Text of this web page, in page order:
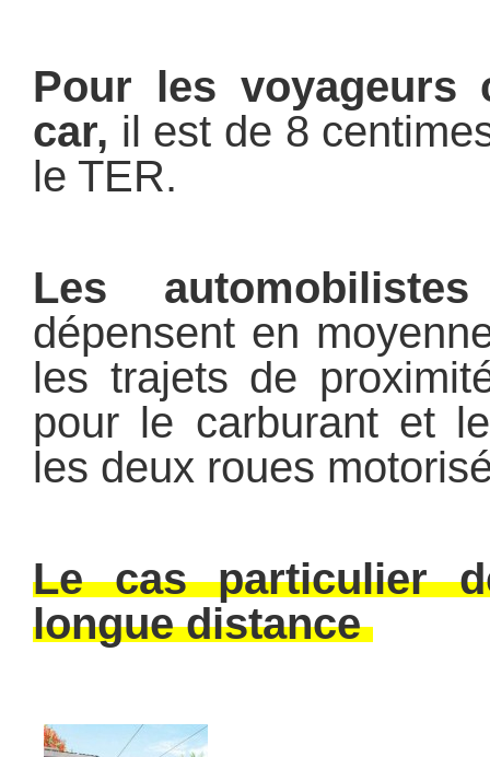
Pour les voyageurs
car, il est de 8
le TER.
Les
dépensent en
les trajets de
pour le carburant et
les deux roues
Le cas particulier
longue distance